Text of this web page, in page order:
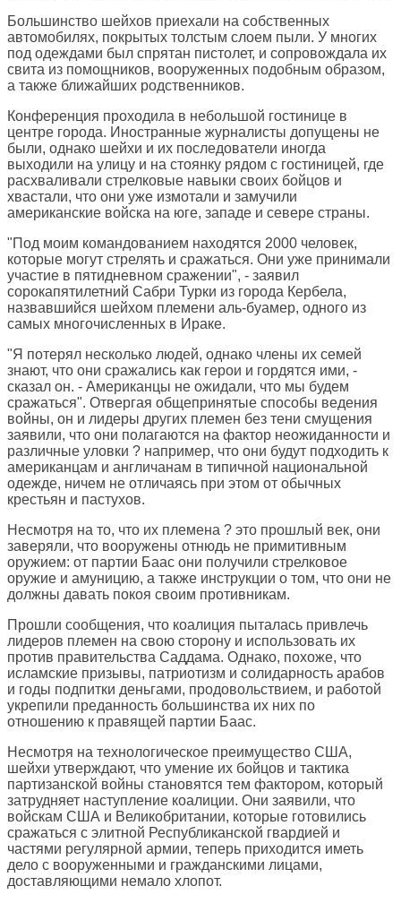
Большинство шейхов приехали на собственных
автомобилях, покрытых толстым слоем пыли. У многих
под одеждами был спрятан пистолет, и сопровождала их
свита из помощников, вооруженных подобным образом,
а также ближайших родственников.
Конференция проходила в небольшой гостинице в
центре города. Иностранные журналисты допущены не
были, однако шейхи и их последователи иногда
выходили на улицу и на стоянку рядом с гостиницей, где
расхваливали стрелковые навыки своих бойцов и
хвастали, что они уже измотали и замучили
американские войска на юге, западе и севере страны.
"Под моим командованием находятся 2000 человек,
которые могут стрелять и сражаться. Они уже принимали
участие в пятидневном сражении", - заявил
сорокапятилетний Сабри Турки из города Кербела,
назвавшийся шейхом племени аль-буамер, одного из
самых многочисленных в Ираке.
"Я потерял несколько людей, однако члены их семей
знают, что они сражались как герои и гордятся ими, -
сказал он. - Американцы не ожидали, что мы будем
сражаться". Отвергая общепринятые способы ведения
войны, он и лидеры других племен без тени смущения
заявили, что они полагаются на фактор неожиданности и
различные уловки ? например, что они будут подходить к
американцам и англичанам в типичной национальной
одежде, ничем не отличаясь при этом от обычных
крестьян и пастухов.
Несмотря на то, что их племена ? это прошлый век, они
заверяли, что вооружены отнюдь не примитивным
оружием: от партии Баас они получили стрелковое
оружие и амуницию, а также инструкции о том, что они не
должны давать покоя своим противникам.
Прошли сообщения, что коалиция пыталась привлечь
лидеров племен на свою сторону и использовать их
против правительства Саддама. Однако, похоже, что
исламские призывы, патриотизм и солидарность арабов
и годы подпитки деньгами, продовольствием, и работой
укрепили преданность большинства их них по
отношению к правящей партии Баас.
Несмотря на технологическое преимущество США,
шейхи утверждают, что умение их бойцов и тактика
партизанской войны становятся тем фактором, который
затрудняет наступление коалиции. Они заявили, что
войскам США и Великобритании, которые готовились
сражаться с элитной Республиканской гвардией и
частями регулярной армии, теперь приходится иметь
дело с вооруженными и гражданскими лицами,
доставляющими немало хлопот.